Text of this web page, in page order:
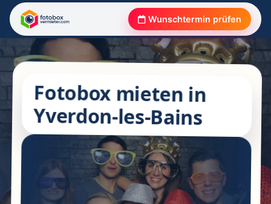
Wunschtermin prüfen
Fotobox mieten in
Yverdon-les-Bains